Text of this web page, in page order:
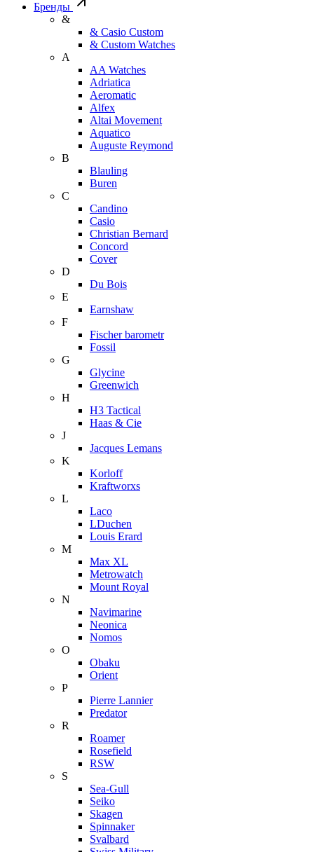
Бренды
&
& Casio Custom
& Custom Watches
A
AA Watches
Adriatica
Aeromatic
Alfex
Altai Movement
Aquatico
Auguste Reymond
B
Blauling
Buren
C
Candino
Casio
Christian Bernard
Concord
Cover
D
Du Bois
E
Earnshaw
F
Fischer barometr
Fossil
G
Glycine
Greenwich
H
H3 Tactical
Haas & Cie
J
Jacques Lemans
K
Korloff
Kraftworxs
L
Laco
LDuchen
Louis Erard
M
Max XL
Metrowatch
Mount Royal
N
Navimarine
Neonica
Nomos
O
Obaku
Orient
P
Pierre Lannier
Predator
R
Roamer
Rosefield
RSW
S
Sea-Gull
Seiko
Skagen
Spinnaker
Svalbard